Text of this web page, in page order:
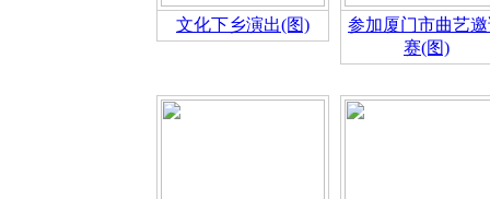
文化下乡演出(图)
参加厦门市曲艺
赛(图)